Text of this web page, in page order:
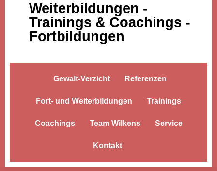
Weiterbildungen -
Trainings & Coachings -
Fortbildungen
Gewalt-Verzicht Referenzen
Fort- und Weiterbildungen Trainings
Coachings Team Wilkens Service
Kontakt